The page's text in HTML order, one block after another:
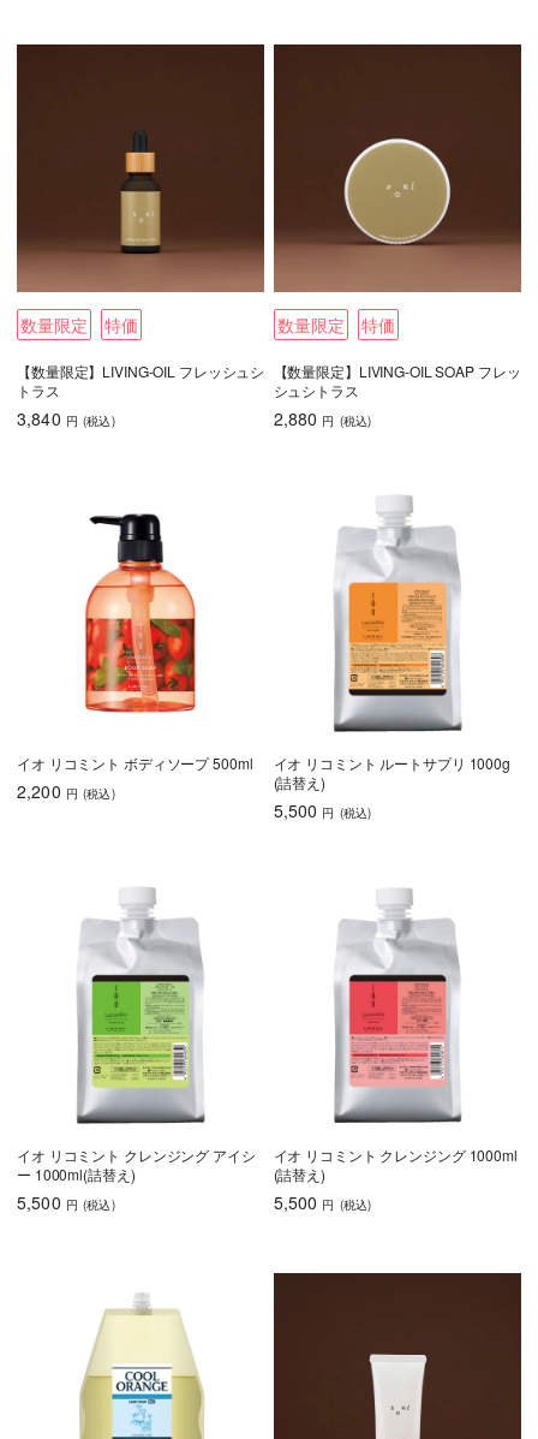
数量限定 特価
【数量限定】LIVING-OIL フレッシュシ
トラス
3,840 円 (税込)
数量限定 特価
【数量限定】LIVING-OIL SOAP フレッ
シュシトラス
2,880 円 (税込)
イオ リコミント ボディソープ 500ml
2,200 円 (税込)
イオ リコミント ルートサプリ 1000g
(詰替え)
5,500 円 (税込)
イオ リコミント クレンジング アイシ
ー 1000ml(詰替え)
5,500 円 (税込)
イオ リコミント クレンジング 1000ml
(詰替え)
5,500 円 (税込)